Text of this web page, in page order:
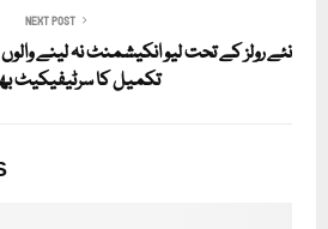
NEXT POST
نئے رولز کے تحت لیو انکیشمنٹ نہ لینے
تکمیل کا سرٹیفیکیٹ